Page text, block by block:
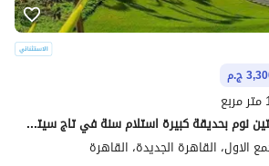
ج.م
شقة أرضي corner غرفتين نوم بحديقة كبيرة استلام سنة في تاج سيتي القاهرة الجديدة | Taj City New Cairo
الاول، القاهرة الجديدة، القاهرة